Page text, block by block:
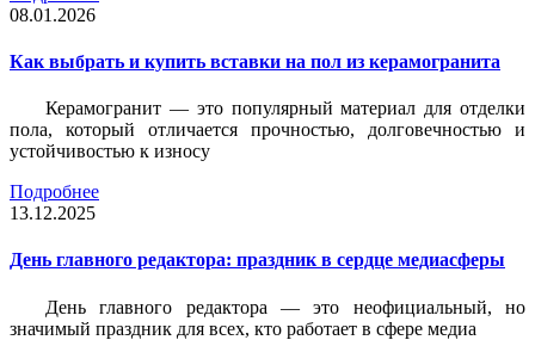
08.01.2026
Как выбрать и купить вставки на пол из керамогранита
Керамогранит — это популярный материал для отделки
пола, который отличается прочностью, долговечностью и
устойчивостью к износу
Подробнее
13.12.2025
День главного редактора: праздник в сердце медиасферы
День главного редактора — это неофициальный, но
значимый праздник для всех, кто работает в сфере медиа